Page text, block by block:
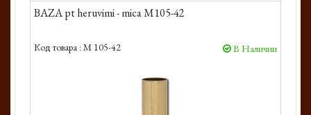
BAZA pt heruvimi - mica M105-42
Код товара : M 105-42 В Наличии